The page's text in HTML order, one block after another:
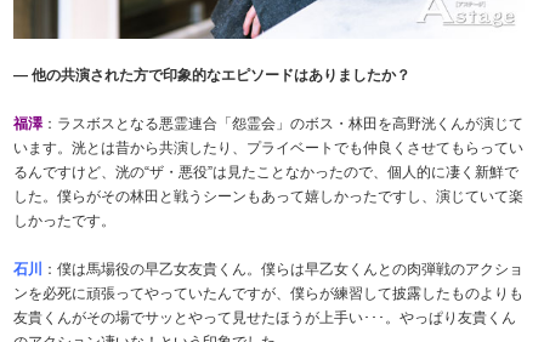
― 他の共演された方で印象的なエピソードはありましたか？
福澤 ：ラスボスとなる悪霊連合「怨霊会」のボス・林田を高野洸くんが演じて
います。洸とは昔から共演したり、プライベートでも仲良くさせてもらってい
るんですけど、洸の“ザ・悪役”は見たことなかったので、個人的に凄く新鮮で
した。僕らがその林田と戦うシーンもあって嬉しかったですし、演じていて楽
しかったです。
石川
：僕は馬場役の早乙女友貴くん。僕らは早乙女くんとの肉弾戦のアクショ
ンを必死に頑張ってやっていたんですが、僕らが練習して披露したものよりも
友貴くんがその場でサッとやって見せたほうが上手い･･･。やっぱり友貴くん